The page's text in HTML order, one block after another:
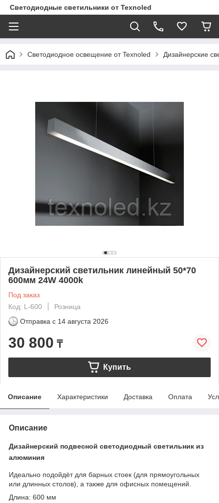
Светодиодные светильники от Texnoled
Светодиодное освещение от Texnoled Дизайнерские
Дизайнерский светильник линейный 50*70
600мм 24W 4000k
Под заказ
Код: L-600
Розница
Отправка с 14 августа 2026
30 800 ₸
Купить
Описание Характеристики Доставка Оплата
Описание
Дизайнерский подвесной светодиодный светильник из
алюминия
Идеально подойдёт для барных стоек (для прямоугольных
или длинных столов), а также для офисных помещений.
Длина: 600 мм